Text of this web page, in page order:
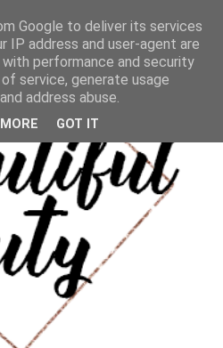
Google to deliver its services
IP address and user-agent are
performance and security
service, generate usage
address abuse.
GOT IT